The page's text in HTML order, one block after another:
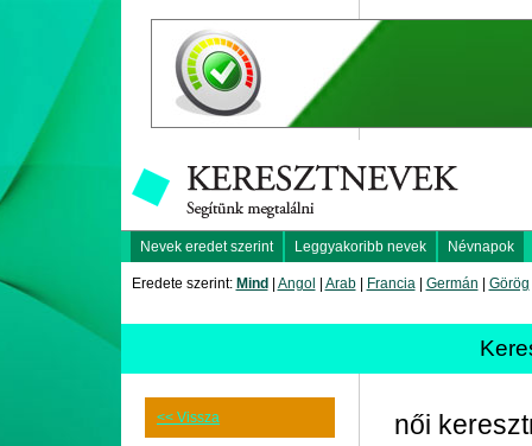
Nevek eredet szerint Leggyakoribb nevek Névnapok
Eredete szerint: Mind Angol Arab| Francia| Germán Görög
<< Vissza
női